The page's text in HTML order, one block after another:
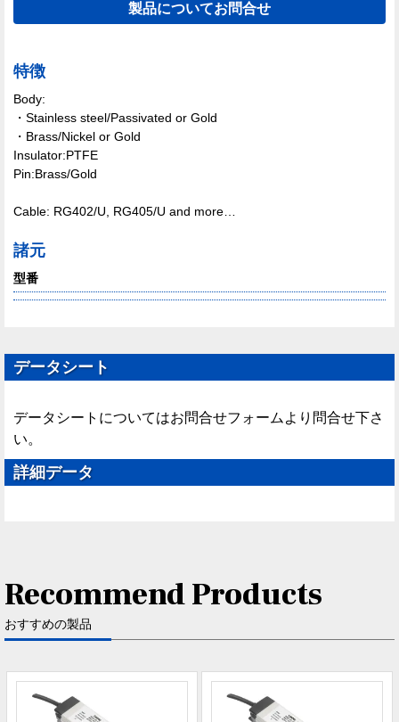
製品についてお問合せ
特徴
Body:
・Stainless steel/Passivated or Gold
・Brass/Nickel or Gold
Insulator:PTFE
Pin:Brass/Gold
Cable: RG402/U, RG405/U and more…
諸元
型番
データシート
データシートについてはお問合せフォームより問合せ下さ
い。
詳細データ
Recommend Products
おすすめの製品